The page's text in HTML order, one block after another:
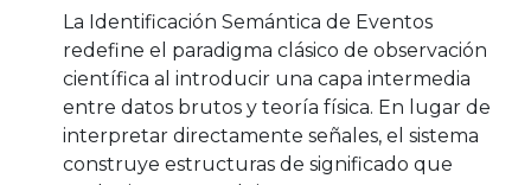
La Identificación Semántica de Eventos
redefine el paradigma clásico de observación
científica al introducir una capa intermedia
entre datos brutos y teoría física. En lugar de
interpretar directamente señales, el sistema
construye estructuras de significado que